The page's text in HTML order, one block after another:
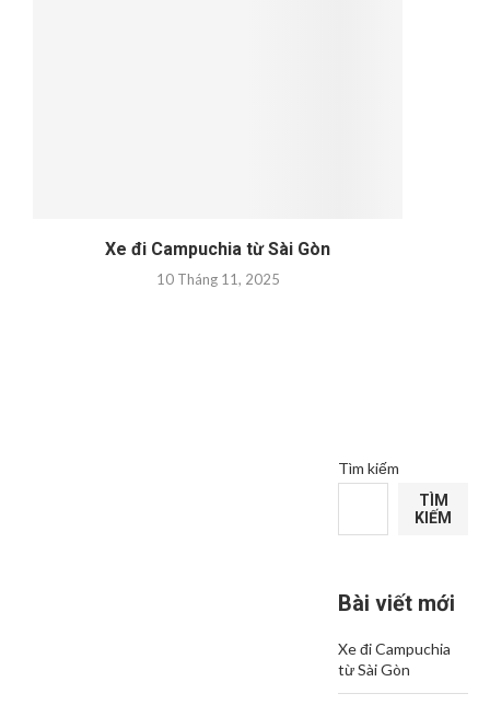
Xe đi Campuchia từ Sài Gòn
10 Tháng 11, 2025
Tìm kiếm
TÌM
KIẾM
Bài viết mới
Xe đi Campuchia
từ Sài Gòn